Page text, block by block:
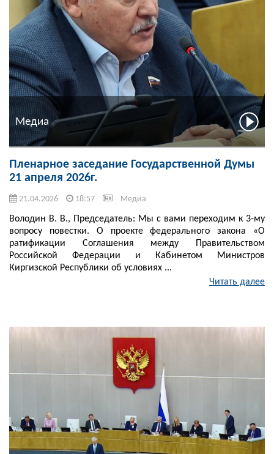
Медиа
Пленарное заседание Государственной Думы
21 апреля 2026г.
21.04.2026 18:57 Медиа
Володин В. В., Председатель: Мы с вами переходим к 3-му
вопросу повестки. О проекте федерального закона «О
ратификации Соглашения между Правительством
Российской Федерации и Кабинетом Министров
Киргизской Республики об условиях ...
Читать далее